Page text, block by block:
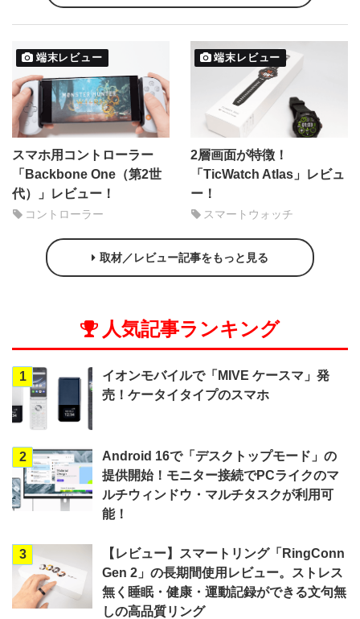
端末レビュー
スマホ用コントローラー
「Backbone One（第2世
代）」レビュー！
コントローラー
端末レビュー
2層画面が特徴！
「TicWatch Atlas」レビュ
ー！
スマートウォッチ
取材／レビュー記事をもっと見る
人気記事ランキング
1
イオンモバイルで「MIVE ケースマ」発
売！ケータイタイプのスマホ
2
Android 16で「デスクトップモード」の
提供開始！モニター接続でPCライクのマ
ルチウィンドウ・マルチタスクが利用可
能！
3
【レビュー】スマートリング「RingConn
Gen 2」の長期間使用レビュー。ストレス
無く睡眠・健康・運動記録ができる文句無
しの高品質リング